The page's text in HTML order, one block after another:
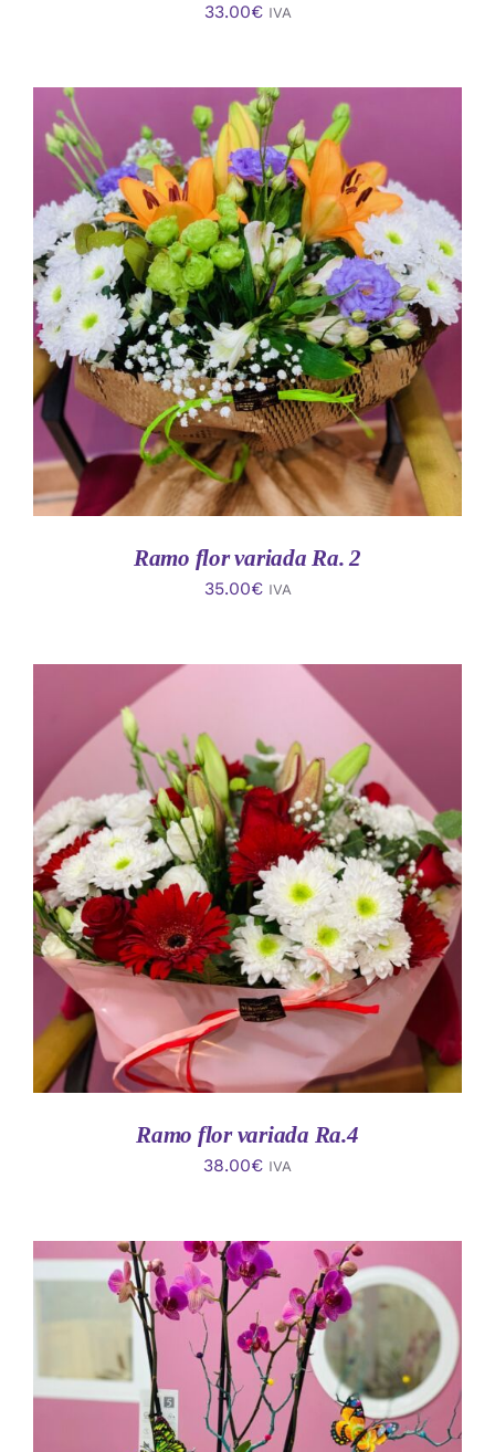
33.00€ IVA
AÑADIR AL CARRITO
/
DETALLES
Ramo flor variada Ra. 2
35.00€ IVA
AÑADIR AL CARRITO
/
DETALLES
Ramo flor variada Ra.4
38.00€ IVA